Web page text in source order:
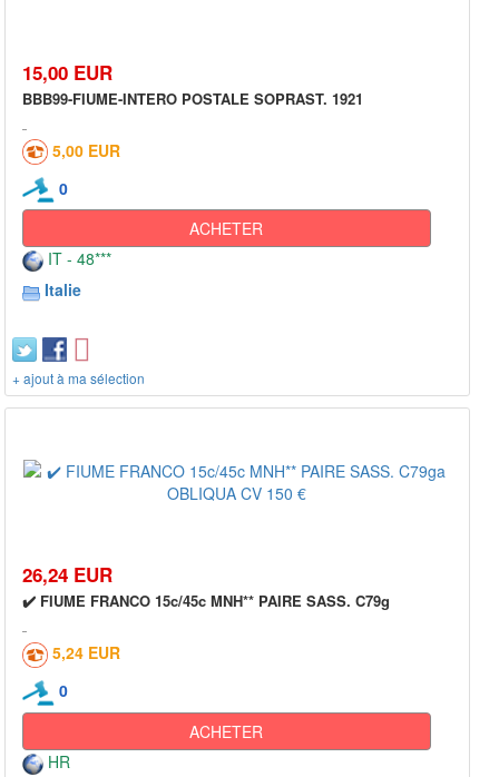
15,00 EUR
BBB99-FIUME-INTERO POSTALE SOPRAST. 1921
5,00 EUR
0
ACHETER
IT - 48***
Italie
+ ajout à ma sélection
26,24 EUR
✔️ FIUME FRANCO 15c/45c MNH** PAIRE SASS. C79g
5,24 EUR
0
ACHETER
HR